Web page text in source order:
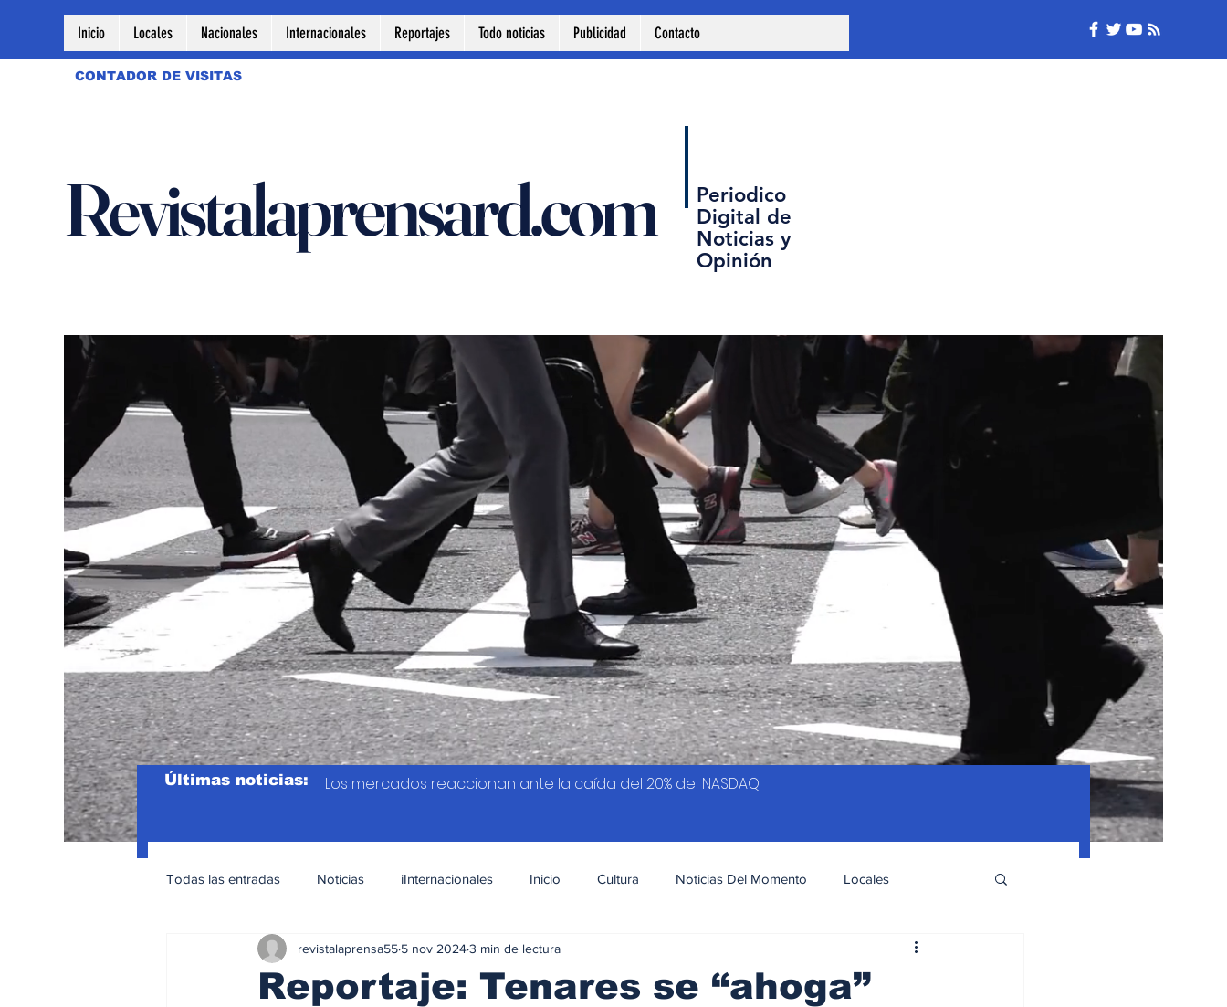
Inicio Locales Nacionales Internacionales Reportajes Todo noticias Publicidad Contacto
CONTADOR DE VISITAS
Revistalaprensard.com
Periodico
Digital de
Noticias y
Opinión
Últimas noticias: Los mercados reaccionan ante la caída del 20% del NASDAQ
Todas las entradas Noticias iInternacionales Inicio Cultura Noticias Del Momento Locales
Nacionales Educación Sexual Deportes Opinión
Reportaje: Tenares se “ahoga”
revistalaprensa55 5 nov 20243 min de lectura